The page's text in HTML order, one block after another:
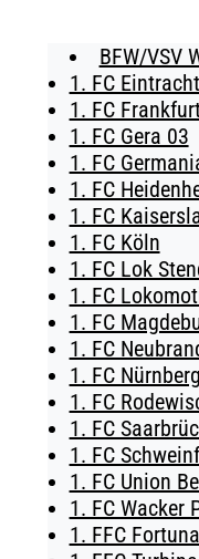
BUSINESS
SÜDKURVE
TICKETING
BFW/VSV
1. FC
1. FC
1. FC Gera 03
1. FC
1. FC
1. FC
1. FC Köln
1. FC Lok
1. FC
1. FC
1. FC
1. FC Nürnberg
1. FC
1. FC
1. FC
1. FC Union
1. FC Wacker
1. FFC